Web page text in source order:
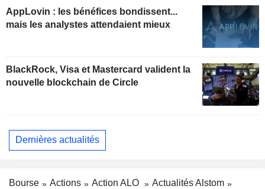
actuelles
AppLovin : les bénéfices bondissent...
mais les analystes attendaient mieux
BlackRock, Visa et Mastercard valident la
nouvelle blockchain de Circle
Dernières actualités
Bourse Actions Action ALO
Actualités Alstom